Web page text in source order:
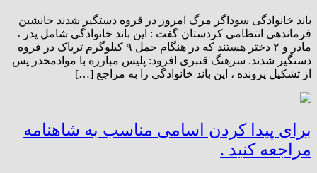
باند خانوادگی سوداگر مرگ امروز در قروه دستگیر شدند جانشین
فرماندهی انتظامی کردستان گفت : این باند خانوادگی شامل پدر ،
مادر و ۲ دختر هستند که در هنگام حمل ۹ کیلوگرم تریاک در قروه
دستگیر شدند. سرهنگ قنبری افزود: پلیس مبارزه با موادمخدر پس
از تشکیل پرونده ، این باند خانوادگی را به مراجع […]
برای پیدا کردن اسامی مناسب به شاهنامه
مراجعه کنید .